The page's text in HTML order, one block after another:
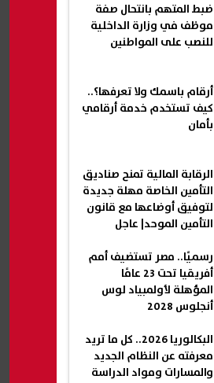
ضبط المتهم بانتحال صفة
موظف في وزارة الداخلية
للنصب على المواطنين
أرقام باسمك ولا تعرفها؟..
كيف تستخدم خدمة أرقامي
بأمان
الرقابة المالية تمنح صناديق
التأمين الخاصة مهلة جديدة
لتوفيق أوضاعها مع قانون
التأمين الموحد| عاجل
رسميًا.. مصر تستضيف أمم
أفريقيا تحت 23 عامًا
المؤهلة لأولمبياد لوس
أنجلوس 2028
البكالوريا 2026.. كل ما تريد
معرفته عن النظام الجديد
والمسارات ومواد الدراسة